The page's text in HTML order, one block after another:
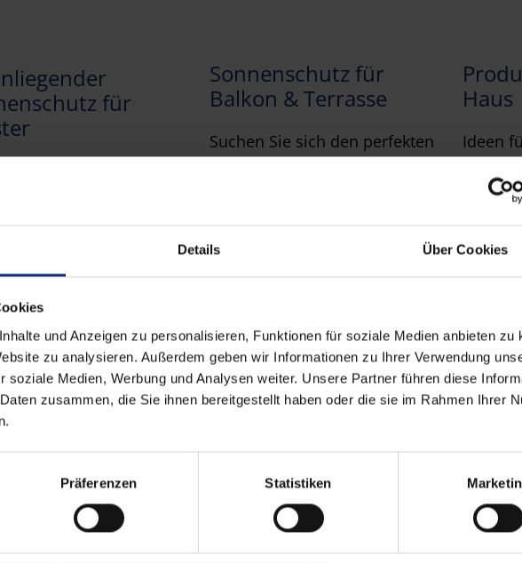
Details Über Cookies
und Anzeigen zu personalisieren, Funktionen für soziale Medien anbieten zu
zu analysieren. Außerdem geben wir Informationen zu Ihrer Verwendung
soziale Medien, Werbung und Analysen weiter. Unsere Partner führen diese
zusammen, die Sie ihnen bereitgestellt haben oder die sie im Rahmen Ihrer
Präferenzen Statistiken
für
Innen
Sonnenschutz für
Balkon & Terrasse
Suchen Sie sich den perfekten
Sonnenschutz
Haus
Ideen
Ihrem
Rund
Noch nichts Passendes gefunden?
weiteren Sonnenschutzprodukte – da ist bestimmt etwas für
Produkte im Überblick